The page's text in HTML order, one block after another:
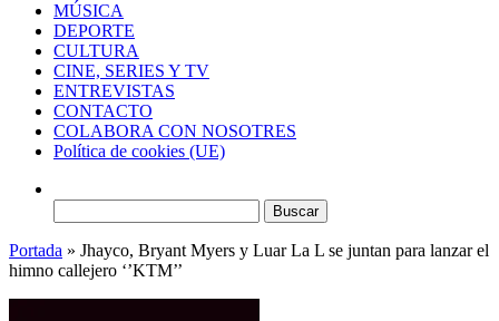
MÚSICA
DEPORTE
CULTURA
CINE, SERIES Y TV
ENTREVISTAS
CONTACTO
COLABORA CON NOSOTRES
Política de cookies (UE)
Portada » Jhayco, Bryant Myers y Luar La L se juntan para lanzar el
himno callejero ‘’KTM’’